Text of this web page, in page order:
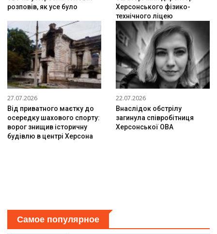
розповів, як усе було
Херсонського фізико-
технічного ліцею
27.07.2026
Від приватного маєтку до
осередку шахового спорту:
ворог знищив історичну
будівлю в центрі Херсона
22.07.2026
Внаслідок обстрілу
загинула співробітниця
Херсонської ОВА
Самое популярное